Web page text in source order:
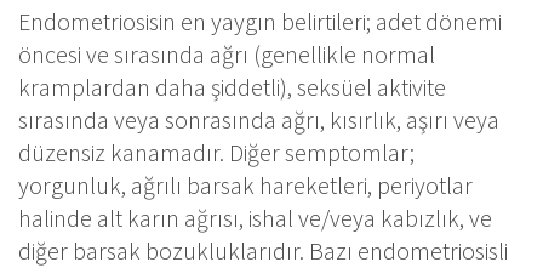
Endometriosisin en yaygın belirtileri; adet dönemi
öncesi ve sırasında ağrı (genellikle normal
kramplardan daha şiddetli), seksüel aktivite
sırasında veya sonrasında ağrı, kısırlık, aşırı veya
düzensiz kanamadır. Diğer semptomlar;
yorgunluk, ağrılı barsak hareketleri, periyotlar
halinde alt karın ağrısı, ishal ve/veya kabızlık, ve
diğer barsak bozukluklarıdır. Bazı endometriosisli